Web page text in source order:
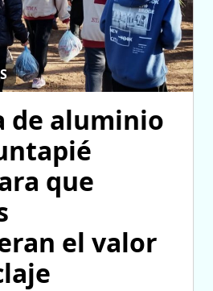
de aluminio
que
el valor